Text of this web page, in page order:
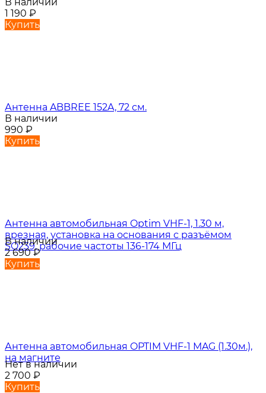
1 190 ₽
Купить
Антенна ABBREE 152A, 72 см.
В наличии
990 ₽
Купить
Антенна автомобильная Optim VHF-1, 1.30 м,
врезная, установка на основания с разъёмом
SO239, рабочие частоты 136-174 МГц
В наличии
2 690₽
Купить
Антенна автомобильная OPTIM VHF-1 MAG (1.30м.),
на магните
Нет в наличии
2 700 ₽
Купить